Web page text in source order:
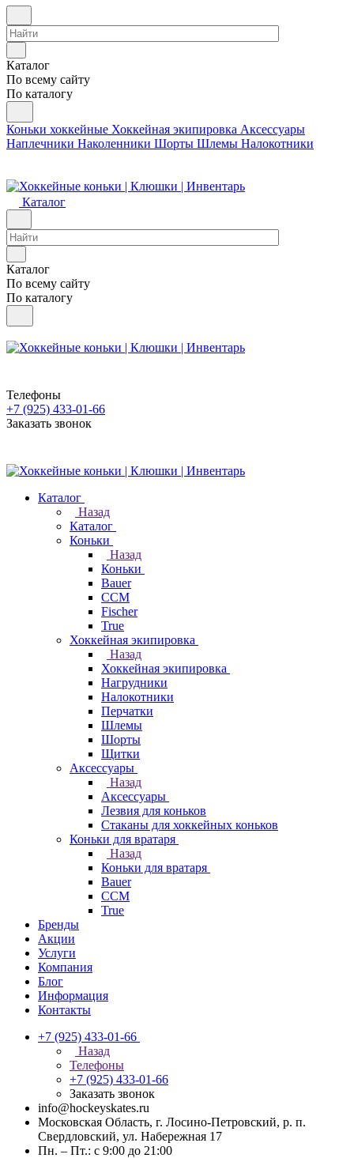
Каталог
По всему сайту
По каталогу
Коньки хоккейные Хоккейная экипировка Аксессуары
Наплечники Наколенники Шорты Шлемы Налокотники
Каталог
Каталог
По всему сайту
По каталогу
Телефоны
+7 (925) 433-01-66
Заказать звонок
Каталог
Назад
Каталог
Коньки
Назад
Коньки
Bauer
CCM
Fischer
True
Хоккейная экипировка
Назад
Хоккейная экипировка
Нагрудники
Налокотники
Перчатки
Шлемы
Шорты
Щитки
Аксессуары
Назад
Аксессуары
Лезвия для коньков
Стаканы для хоккейных коньков
Коньки для вратаря
Назад
Коньки для вратаря
Bauer
CCM
True
Бренды
Акции
Услуги
Компания
Блог
Информация
Контакты
+7 (925) 433-01-66
Назад
Телефоны
+7 (925) 433-01-66
Заказать звонок
info@hockeyskates.ru
Московская Область, г. Лосино-Петровский, р. п.
Свердловский, ул. Набережная 17
Пн. – Пт.: с 9:00 до 21:00